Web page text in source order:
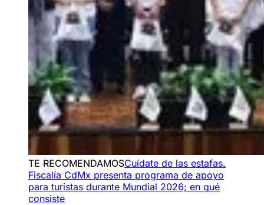
TE RECOMENDAMOSCuídate de las estafas.
Fiscalía CdMx presenta programa de apoyo
para turistas durante Mundial 2026; en qué
consiste